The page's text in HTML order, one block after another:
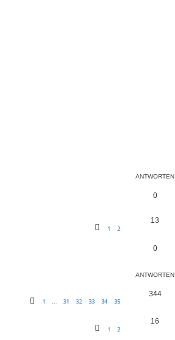
ANTWORTEN
0
1 2
13
0
ANTWORTEN
1 31 32 33 34 35
344
1 2
16